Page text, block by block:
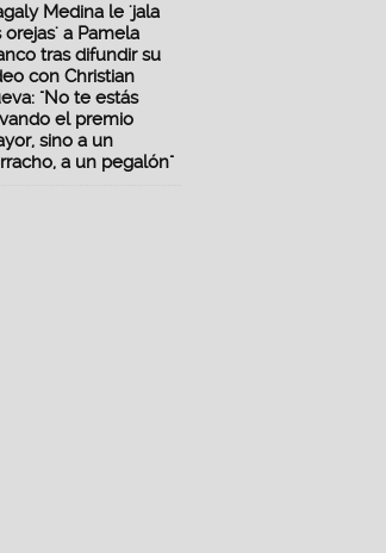
Medina le 'jala
orejas' a Pamela
tras difundir su
con Christian
"No te estás
el premio
sino a un
a un pegalón"